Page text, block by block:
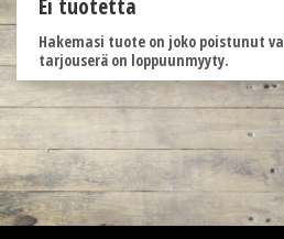
Ei tuotetta
Hakemasi tuote on joko poistunut
tarjouserä on loppuunmyyty.